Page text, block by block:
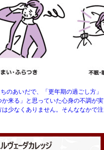
のあいだで、「更年期の過ごし方」
来る」と思っていた心身の不調が実
少なくありません。そんななかで注